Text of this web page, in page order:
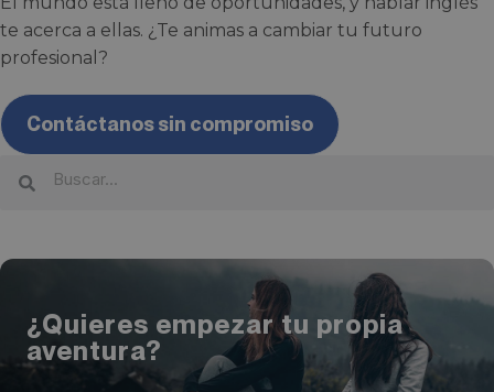
te acerca a ellas. ¿Te animas a cambiar tu futuro
profesional?
Contáctanos sin compromiso
¿Quieres empezar tu propia
aventura?